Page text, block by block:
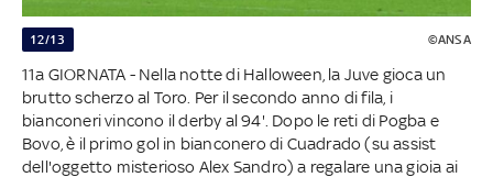
12/13 ©ANSA
11a GIORNATA - Nella notte di Halloween, la Juve gioca un
brutto scherzo al Toro. Per il secondo anno di fila, i
bianconeri vincono il derby al 94'. Dopo le reti di Pogba e
Bovo, è il primo gol in bianconero di Cuadrado (su assist
dell'oggetto misterioso Alex Sandro) a regalare una gioia ai